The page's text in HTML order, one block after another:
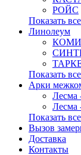
РОЙС
Показать
Линолеум
Показать
Арки
Лесма
Лесма
Показать
Вызов
Доставка
Контакты